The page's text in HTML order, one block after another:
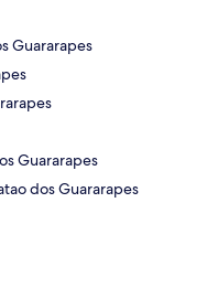
Guararapes
Guararapes
dos Guararapes